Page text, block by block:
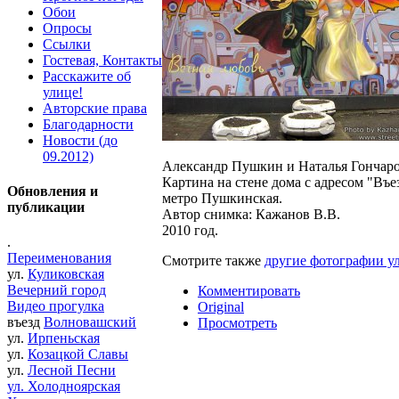
Обои
Опросы
Ссылки
Гостевая, Контакты
Расскажите об
улице!
Авторские права
Благодарности
Новости (до
09.2012)
Обновления и
публикации
.
Переименования
ул. Куликовская
Вечерний город
Видео прогулка
въезд Волновашский
ул. Ирпеньская
ул. Козацкой Славы
ул. Лесной Песни
ул. Холодноярская
Александр Пушкин и Наталья
Картина на стене дома с адресом
метро Пушкинская.
Автор снимка: Кажанов В.В.
2010 год.
Смотрите также другие фотографии
Комментировать
Original
Просмотреть